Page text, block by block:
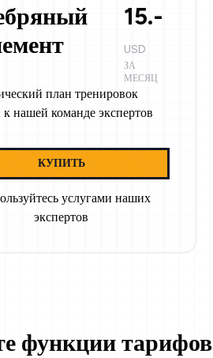
15.-
USD
ЗА
МЕСЯЦ
план тренировок
нашей команде экспертов
КУПИТЬ
услугами наших
экспертов
функции тарифов